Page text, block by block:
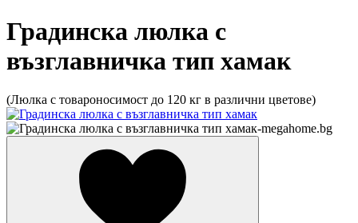
Градинска люлка с
възглавничка тип хамак
(Люлка с товароносимост до 120 кг в различни цветове)